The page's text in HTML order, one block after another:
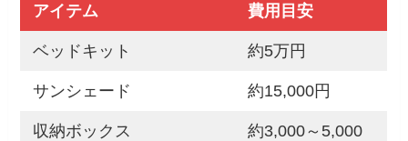
アイテム 費用目安
ベッドキット 約5万円
サンシェード 約15,000円
収納ボックス
約3,000～5,000